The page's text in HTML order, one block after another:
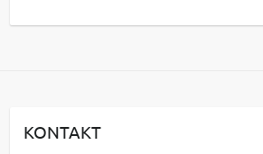
a
v
KONTAKT